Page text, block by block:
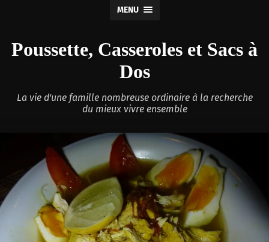
MENU
Poussette, Casseroles et Sacs à
Dos
La vie d'une famille nombreuse ordinaire à la recherche
du mieux vivre ensemble